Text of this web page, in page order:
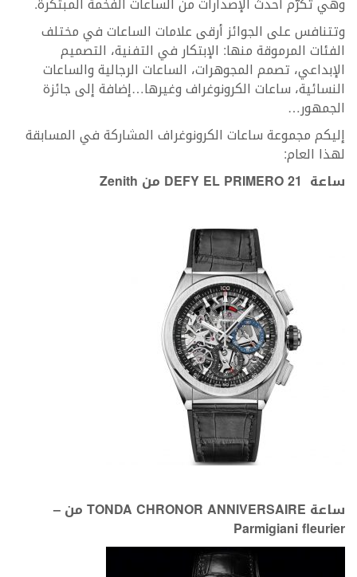
وتتنافس على الجوائز أرقى علامات الساعات في مختلف
الفئات المرموقة منها: الإبتكار في التفنية، التصميم
الإبداعي، تصمم المجوهرات، الساعات الرجالية والساعات
النسائية، ساعات الكرونوغراف وغيرها…إضافة إلى جائزة
الجمهور…
إليكم مجموعة ساعات الكرونوغراف المشاركة في المسابقة
لهذا العام:
ساعة DEFY EL PRIMERO 21 من Zenith
ساعة TONDA CHRONOR ANNIVERSAIRE من –
Parmigiani fleurier